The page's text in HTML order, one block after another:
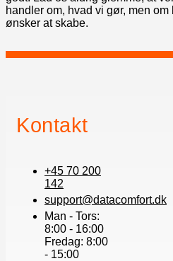
handler om, hvad vi gør, men
ønsker at skabe.
Kontakt
+45 70 200
142
support@datacomfort.dk
Man - Tors:
8:00 - 16:00
Fredag: 8:00
- 15:00